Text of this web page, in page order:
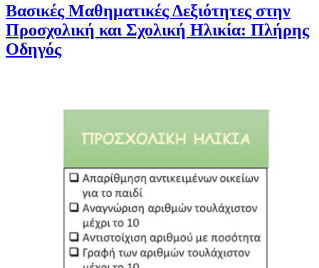
Βασικές Μαθηματικές Δεξιότητες στην
Προσχολική και Σχολική Ηλικία: Πλήρης
Οδηγός